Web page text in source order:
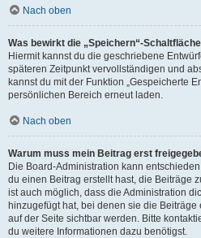
Nach oben
Was bewirkt die „Speichern“-
Hiermit kannst du die geschriebene
späteren Zeitpunkt vervollständigen und
kannst du mit der Funktion „Gespeicherte
persönlichen Bereich erneut laden.
Nach oben
Warum muss mein Beitrag erst
Die Board-Administration kann
du einen Beitrag erstellt hast, die Beiträge
ist auch möglich, dass die Administration
hinzugefügt hat, bei denen sie die
auf der Seite sichtbar werden. Bitte
du weitere Informationen dazu benötigst.